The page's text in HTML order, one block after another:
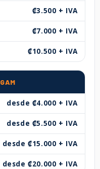
₡3.500 + IVA
₡7.000 + IVA
₡10.500 + IVA
GAM
desde ₡4.000 + IVA
desde ₡5.500 + IVA
desde ₡15.000 + IVA
desde ₡20.000 + IVA